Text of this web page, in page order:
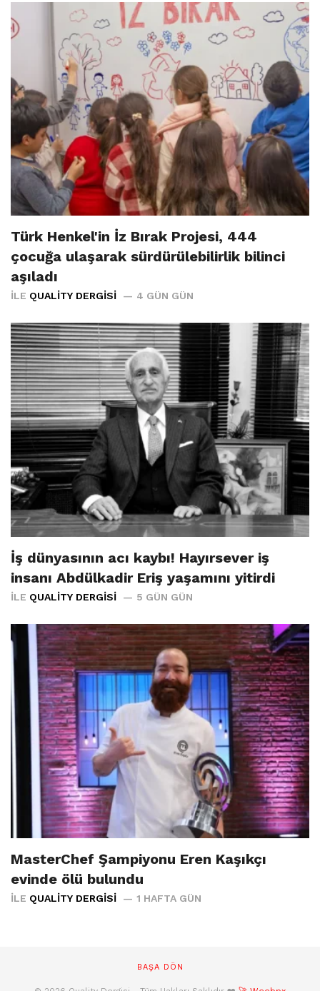
Türk Henkel'in İz Bırak Projesi, 444
çocuğa ulaşarak sürdürülebilirlik bilinci
aşıladı
İLE QUALITY DERGISI 4 GÜN GÜN
İş dünyasının acı kaybı! Hayırsever iş
insanı Abdülkadir Eriş yaşamını yitirdi
İLE QUALITY DERGISI 5 GÜN GÜN
MasterChef Şampiyonu Eren Kaşıkçı
evinde ölü bulundu
İLE QUALITY DERGISI 1 HAFTA GÜN
BAŞA DÖN